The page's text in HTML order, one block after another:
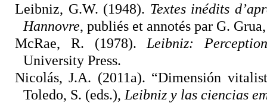
Leibniz, G.W. (1948). Textes inédits
Hannovre, publiés et annotés par G.
McRae, R. (1978). Leibniz:
University Press.
Nicolás, J.A. (2011a). “Dimensión
Toledo, S. (eds.), Leibniz y las ciencias